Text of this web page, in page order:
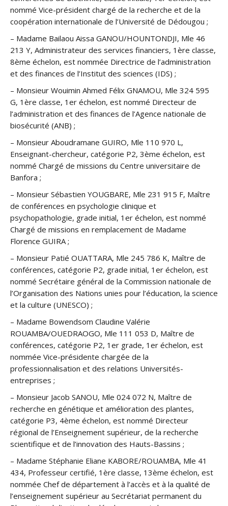
nommé Vice-président chargé de la recherche et de la
coopération internationale de l’Université de Dédougou ;
– Madame Bailaou Aissa GANOU/HOUNTONDJI, Mle 46
213 Y, Administrateur des services financiers, 1ère classe,
8ème échelon, est nommée Directrice de l’administration
et des finances de l’Institut des sciences (IDS) ;
– Monsieur Wouimin Ahmed Félix GNAMOU, Mle 324 595
G, 1ère classe, 1er échelon, est nommé Directeur de
l’administration et des finances de l’Agence nationale de
biosécurité (ANB) ;
– Monsieur Aboudramane GUIRO, Mle 110 970 L,
Enseignant-chercheur, catégorie P2, 3ème échelon, est
nommé Chargé de missions du Centre universitaire de
Banfora ;
– Monsieur Sébastien YOUGBARE, Mle 231 915 F, Maître
de conférences en psychologie clinique et
psychopathologie, grade initial, 1er échelon, est nommé
Chargé de missions en remplacement de Madame
Florence GUIRA ;
– Monsieur Patié OUATTARA, Mle 245 786 K, Maître de
conférences, catégorie P2, grade initial, 1er échelon, est
nommé Secrétaire général de la Commission nationale de
l’Organisation des Nations unies pour l’éducation, la science
et la culture (UNESCO) ;
– Madame Bowendsom Claudine Valérie
ROUAMBA/OUEDRAOGO, Mle 111 053 D, Maître de
conférences, catégorie P2, 1er grade, 1er échelon, est
nommée Vice-présidente chargée de la
professionnalisation et des relations Universités-
entreprises ;
– Monsieur Jacob SANOU, Mle 024 072 N, Maître de
recherche en génétique et amélioration des plantes,
catégorie P3, 4ème échelon, est nommé Directeur
régional de l’Enseignement supérieur, de la recherche
scientifique et de l’innovation des Hauts-Bassins ;
– Madame Stéphanie Eliane KABORE/ROUAMBA, Mle 41
434, Professeur certifié, 1ère classe, 13ème échelon, est
nommée Chef de département à l’accès et à la qualité de
l’enseignement supérieur au Secrétariat permanent du